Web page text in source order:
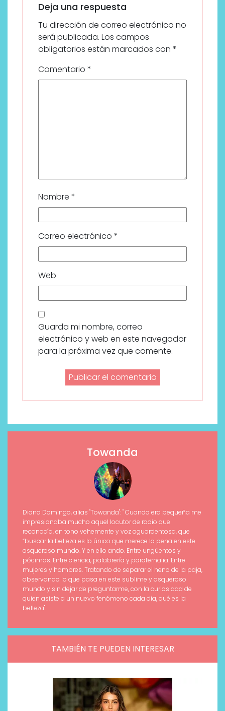
Deja una respuesta
Tu dirección de correo electrónico no
será publicada. Los campos
obligatorios están marcados con *
Comentario *
Nombre *
Correo electrónico *
Web
Guarda mi nombre, correo
electrónico y web en este navegador
para la próxima vez que comente.
Towanda
Diana Domingo, alias "Towanda": " Cuando era pequeña me
impresionaba mucho aquel locutor de radio que
reconocía, en tono vehemente y voz aguardentosa, que
“buscar la belleza es lo único que merece la pena en este
asqueroso mundo. Y en ello ando. Entre ungüentos y
pócimas. Entre ciencia, palabrería y parafernalia. Entre
mujeres y hombres. Tratando de separar el heno de la paja,
observando lo que pasa en este sublime y asqueroso
mundo y sin dejar de preguntarme, con la curiosidad de
quien asiste a un nuevo fenómeno cada día, qué es la
belleza".
TAMBIÉN TE PUEDEN INTERESAR